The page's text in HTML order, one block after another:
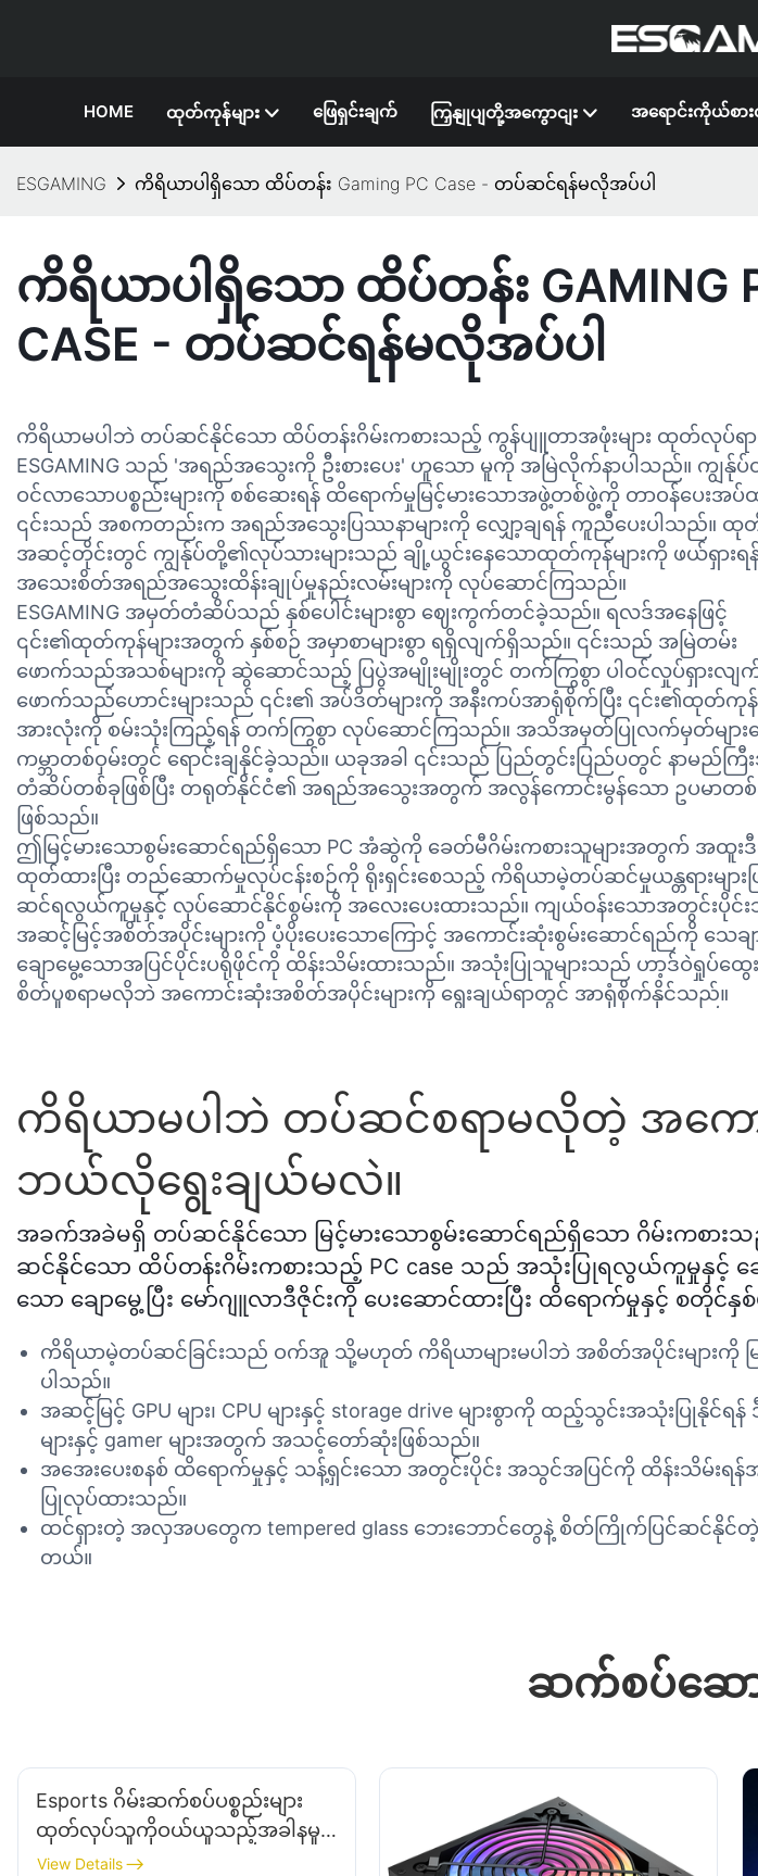
HOME ထုတ်ကုန်များ ဖြေရှင်းချက် ကြှနျုပျတို့အကွောငျး အရောင်းကိုယ်စာ
ESGAMING ကိရိယာပါရှိသော ထိပ်တန်း Gaming PC Case - တပ်ဆင်ရန်မလိုအပ်ပါ
ကိရိယာပါရှိသော ထိပ်တန်း GAMING
CASE - တပ်ဆင်ရန်မလိုအပ်ပါ
ကိရိယာမပါဘဲ တပ်ဆင်နိုင်သော ထိပ်တန်းဂိမ်းကစားသည့် ကွန်ပျူတာအဖုံးများ ထုတ်လုပ်ရ
ESGAMING သည် 'အရည်အသွေးကို ဦးစားပေး' ဟူသော မူကို အမြဲလိုက်နာပါသည်။ ကျွ
ဝင်လာသောပစ္စည်းများကို စစ်ဆေးရန် ထိရောက်မှုမြင့်မားသောအဖွဲ့တစ်ဖွဲ့ကို တာဝန်ပေးအပ်ထ
၎င်းသည် အစကတည်းက အရည်အသွေးပြဿနာများကို လျှော့ချရန် ကူညီပေးပါသည်။
အဆင့်တိုင်းတွင် ကျွန်ုပ်တို့၏လုပ်သားများသည် ချို့ယွင်းနေသောထုတ်ကုန်များကို ဖယ်ရှားရ
အသေးစိတ်အရည်အသွေးထိန်းချုပ်မှုနည်းလမ်းများကို လုပ်ဆောင်ကြသည်။
ESGAMING အမှတ်တံဆိပ်သည် နှစ်ပေါင်းများစွာ ဈေးကွက်တင်ခဲ့သည်။ ရလဒ်အနေဖြင့်
၎င်း၏ထုတ်ကုန်များအတွက် နှစ်စဉ် အမှာစာများစွာ ရရှိလျက်ရှိသည်။ ၎င်းသည် အမြဲတမ်း
ဖောက်သည်အသစ်များကို ဆွဲဆောင်သည့် ပြပွဲအမျိုးမျိုးတွင် တက်ကြွစွာ ပါဝင်လှုပ်ရှားလ
ဖောက်သည်ဟောင်းများသည် ၎င်း၏ အပ်ဒိတ်များကို အနီးကပ်အာရုံစိုက်ပြီး ၎င်း၏ထုတ်
အားလုံးကို စမ်းသုံးကြည့်ရန် တက်ကြွစွာ လုပ်ဆောင်ကြသည်။ အသိအမှတ်ပြုလက်မှတ်များက
ကမ္ဘာတစ်ဝှမ်းတွင် ရောင်းချနိုင်ခဲ့သည်။ ယခုအခါ ၎င်းသည် ပြည်တွင်းပြည်ပတွင် နာမည်က
တံဆိပ်တစ်ခုဖြစ်ပြီး တရုတ်နိုင်ငံ၏ အရည်အသွေးအတွက် အလွန်ကောင်းမွန်သော ဥပမာတစ်
ဖြစ်သည်။
ဤမြင့်မားသောစွမ်းဆောင်ရည်ရှိသော PC အံဆွဲကို ခေတ်မီဂိမ်းကစားသူများအတွက် အထူးဒီ
ထုတ်ထားပြီး တည်ဆောက်မှုလုပ်ငန်းစဉ်ကို ရိုးရှင်းစေသည့် ကိရိယာမဲ့တပ်ဆင်မှုယန္တရားများ
ဆင်ရလွယ်ကူမှုနှင့် လုပ်ဆောင်နိုင်စွမ်းကို အလေးပေးထားသည်။ ကျယ်ဝန်းသောအတွင်းပိုင်
အဆင့်မြင့်အစိတ်အပိုင်းများကို ပံ့ပိုးပေးသောကြောင့် အကောင်းဆုံးစွမ်းဆောင်ရည်ကို သေချာ
ချောမွေ့သောအပြင်ပိုင်းပရိုဖိုင်ကို ထိန်းသိမ်းထားသည်။ အသုံးပြုသူများသည် ဟာ့ဒ်ဝဲရှုပ်ထွေး
စိတ်ပူစရာမလိုဘဲ အကောင်းဆုံးအစိတ်အပိုင်းများကို ရွေးချယ်ရာတွင် အာရုံစိုက်နိုင်သည်။
ကိရိယာမပါဘဲ တပ်ဆင်စရာမလိုတဲ့ အကောင်
ဘယ်လိုရွေးချယ်မလဲ။
အခက်အခဲမရှိ တပ်ဆင်နိုင်သော မြင့်မားသောစွမ်းဆောင်ရည်ရှိသော ဂိမ်းက
ဆင်နိုင်သော ထိပ်တန်းဂိမ်းကစားသည့် PC case သည် အသုံးပြုရလွယ်ကူမှုနှင့် ခ
သော ချောမွေ့ပြီး မော်ဂျူလာဒီဇိုင်းကို ပေးဆောင်ထားပြီး ထိရောက်မှုနှင့် စတိုင်
ကိရိယာမဲ့တပ်ဆင်ခြင်းသည် ဝက်အူ သို့မဟုတ် ကိရိယာများမပါဘဲ အစိတ်အပိုင်းများကို မ
ပါသည်။
အဆင့်မြင့် GPU များ၊ CPU များနှင့် storage drive များစွာကို ထည့်သွင်းအသုံးပြု
များနှင့် gamer များအတွက် အသင့်တော်ဆုံးဖြစ်သည်။
အအေးပေးစနစ် ထိရောက်မှုနှင့် သန့်ရှင်းသော အတွင်းပိုင်း အသွင်အပြင်ကို ထိန်းသိမ်း
ပြုလုပ်ထားသည်။
ထင်ရှားတဲ့ အလှအပတွေက tempered glass ဘေးဘောင်တွေနဲ့ စိတ်ကြိုက်ပြင်ဆင်နိုင်တဲ့
တယ်။
ဆက်စပ်ဆောင်
Esports ဂိမ်းဆက်စပ်ပစ္စည်းများ
ထုတ်လုပ်သူကိုဝယ်ယူသည့်အခါနမူ
နာများကိုအခမဲ့ရနိုင်ပါသလား။
View Details